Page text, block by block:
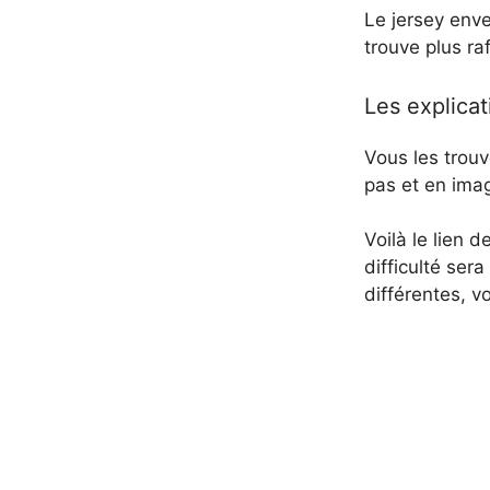
Le jersey
trouve plus
Les
Vous les
pas et en
Voilà le lien
difficulté sera
différentes,